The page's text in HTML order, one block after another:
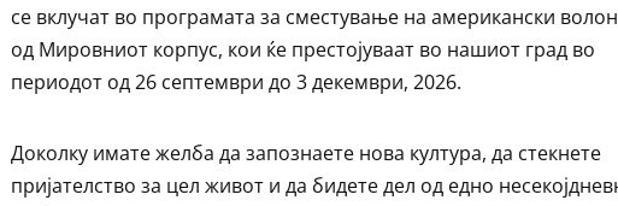
се вклучат во програмата за сместување на американски
од Мировниот корпус, кои ќе престојуваат во нашиот град во
периодот од 26 септември до 3 декември, 2026.
Доколку имате желба да запознаете нова култура, да стекнете
пријателство за цел живот и да бидете дел од едно